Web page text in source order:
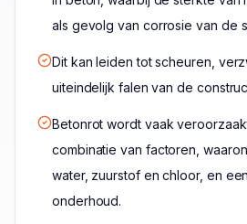
als gevolg van corrosie van de
Dit kan leiden tot scheuren,
uiteindelijk falen van de
Betonrot wordt vaak
combinatie van factoren,
water, zuurstof en chloor, en
onderhoud.